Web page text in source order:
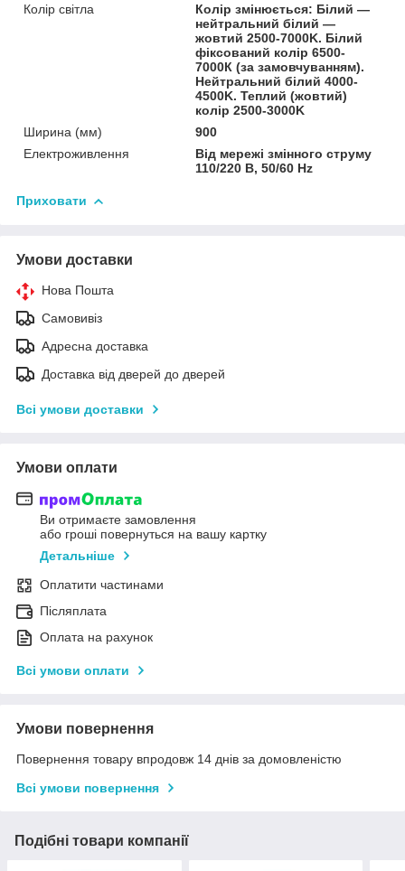
Колір світла
Колір змінюється: Білий —
нейтральний білий —
жовтий 2500-7000K. Білий
фіксований колір 6500-
7000К (за замовчуванням).
Нейтральний білий 4000-
4500K. Теплий (жовтий)
колір 2500-3000K
Ширина (мм)
900
Електроживлення
Від мережі змінного струму
110/220 В, 50/60 Hz
Приховати
Умови доставки
Нова Пошта
Самовивіз
Адресна доставка
Доставка від дверей до дверей
Всі умови доставки
Умови оплати
Ви отримаєте замовлення
або гроші повернуться на вашу картку
Детальніше
Оплатити частинами
Післяплата
Оплата на рахунок
Всі умови оплати
Умови повернення
Повернення товару впродовж 14 днів за домовленістю
Всі умови повернення
Подібні товари компанії